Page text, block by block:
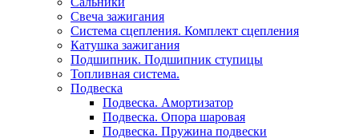
Свеча зажигания
Система сцепления. Комплект сцепления
Катушка зажигания
Подшипник. Подшипник ступицы
Топливная система.
Подвеска
Подвеска. Амортизатор
Подвеска. Опора шаровая
Подвеска. Пружина подвески